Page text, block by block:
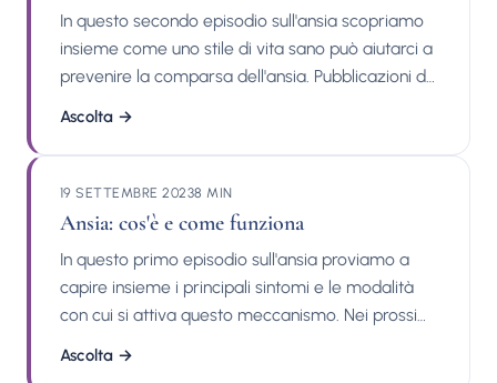
In questo secondo episodio sull'ansia scopriamo
insieme come uno stile di vita sano può aiutarci a
prevenire la comparsa dell'ansia. Pubblicazioni del
Ascolta →
19 SETTEMBRE 20238 MIN
Ansia: cos'è e come funziona
In questo primo episodio sull'ansia proviamo a
capire insieme i principali sintomi e le modalità
con cui si attiva questo meccanismo. Nei prossimi
Ascolta →